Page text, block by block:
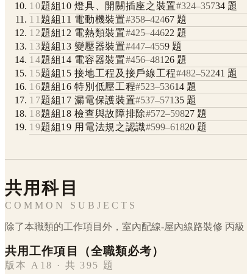
10題組10 燈具、開關插座之裝置#324–35734題
11 題組11 電動機裝置#358–42467題
12題組12 電熱類裝置#425–44622 題
13題組13 變壓器裝置#447–4559題
14題組14 電容器裝置#456–481 26題
15題組15 接地工程及接戶線工程#482–52241 題
16題組16 特別低壓工程#523–53614 題
17題組17 漏電保護裝置#537–57135 題
18題組18 檢查與故障排除#572–59827題
19題組19 用電法規之認識#599–61820題
共用科目
COMMON SUBJECTS
除了本職類的工作項目外， 室內配線-屋內線路裝修 丙級
共用工作項目（全職類必考）
版本 A18 · 共 395 題